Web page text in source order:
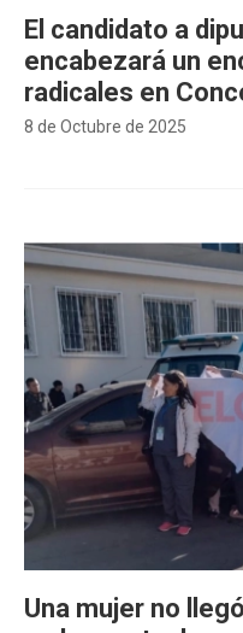
8 de Octubre de 2025
El candidato a
encabezará un
radicales en
Una mujer no